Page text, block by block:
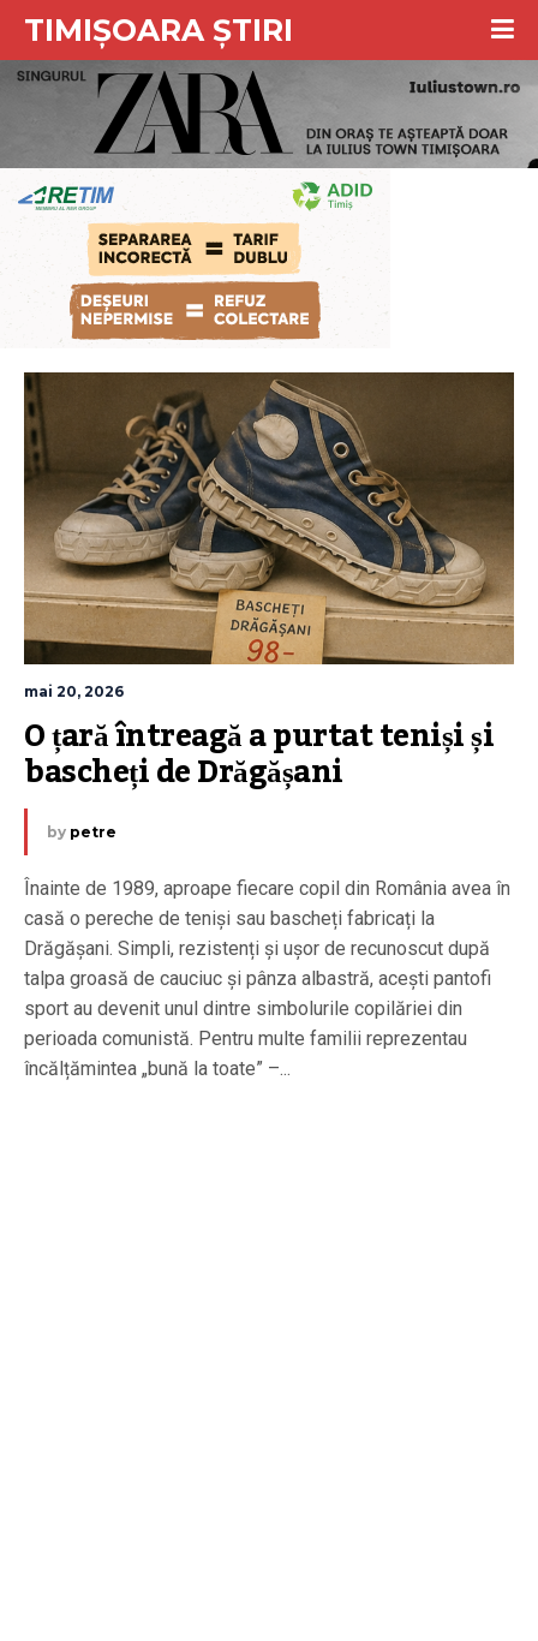
TIMIȘOARA ȘTIRI
mai 20, 2026
O țară întreagă a purtat teniși și
bascheți de Drăgășani
by petre
Înainte de 1989, aproape fiecare copil din România avea în
casă o pereche de teniși sau bascheți fabricați la
Drăgășani. Simpli, rezistenți și ușor de recunoscut după
talpa groasă de cauciuc și pânza albastră, acești pantofi
sport au devenit unul dintre simbolurile copilăriei din
perioada comunistă. Pentru multe familii reprezentau
încălțămintea „bună la toate” –...